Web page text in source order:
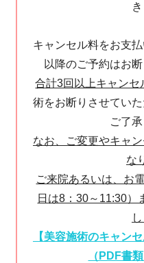
キャンセル料をお支
以降のご予約はお
合計3回以上キャンセ
術をお断りさせてい
ご了承
なお、ご変更やキャン
な
ご来院あるいは、お
日は8：30～11:30）
【美容施術のキャン
（PDF書